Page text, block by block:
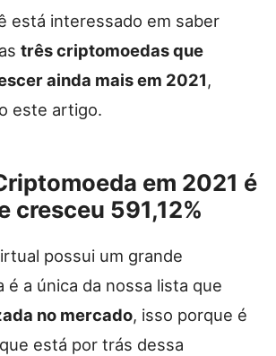
está interessado em saber
três criptomoedas que
ainda mais em 2021,
este artigo.
em 2021 é
cresceu 591,12%
possui um grande
é a única da nossa lista que
no mercado, isso porque é
está por trás dessa